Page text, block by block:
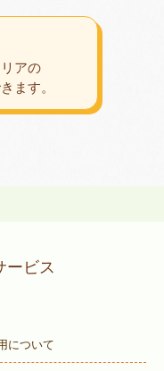
アの
ます。
ービス
について